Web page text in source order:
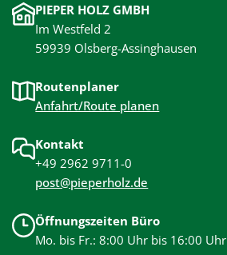
PIEPER HOLZ GMBH
Im Westfeld 2
59939 Olsberg-Assinghausen
Routenplaner
Anfahrt/Route planen
Kontakt
+49 2962 9711-0
post@pieperholz.de
Öffnungszeiten Büro
Mo. bis Fr.: 8:00 Uhr bis 16:00 Uhr